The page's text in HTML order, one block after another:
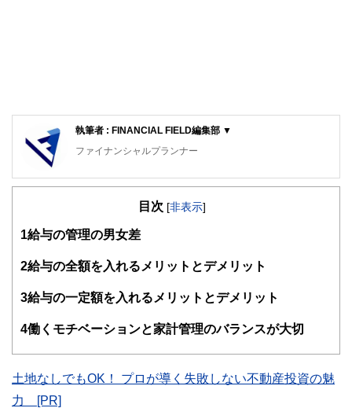
執筆者 : FINANCIAL FIELD編集部 ▼
ファイナンシャルプランナー
FinancialField編集部は、金融、経済に関する記事を、日々
知識がない方でも理解できるようわかりやすく発信していま
得者を中心に「お金や暮らし」に関する書籍・雑誌の編集経
験者で構成され、企画立案から記事掲載まですべての工程に
関わることで、読者目線のコンテンツを追求しています。
護士、税理士、宅地建物取引士、相続診断士、住宅ローンア
ど150名以上の有資格者を執筆者・監修者として迎え、むず
かしく感じられる年金や税金、相続、保険、ローンなどの話
目次 [非表示]
1給与の管理の男女差
2給与の全額を入れるメリットとデメリット
3給与の一定額を入れるメリットとデメリット
4働くモチベーションと家計管理のバランスが大切
土地なしでもOK！ プロが導く失敗しない不動産投資の魅
力 [PR]